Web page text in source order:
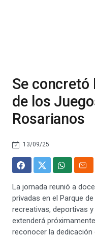
Se concretó
de los
Rosarianos
13/09/25
La jornada reunió a
privadas en el Parque
recreativas, deportivas
extenderá
reconocer la